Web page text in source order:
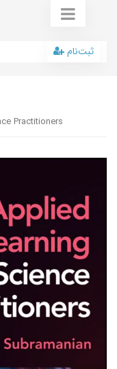
ثبت‌نام
Practitioners